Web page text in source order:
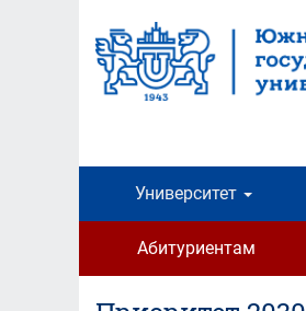
содержанию
Университет
Абитуриентам